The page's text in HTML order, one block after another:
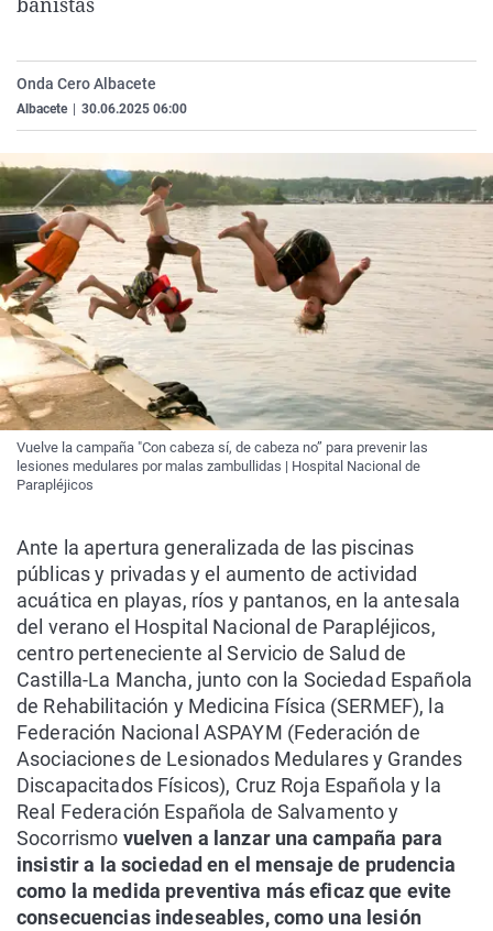
Gente viajera
Retornados
Operación Viuda
Galicia
Navarra
País Vasco
Televisión
Onda Cero Albacete
Albacete 30.06.2025 06:00
Vuelve la campaña "Con cabeza sí, de cabeza no” para prevenir las
lesiones medulares por malas zambullidas | Hospital Nacional de
Parapléjicos
Ante la apertura generalizada de las piscinas
públicas y privadas y el aumento de actividad
acuática en playas, ríos y pantanos, en la antesala
del verano el Hospital Nacional de Parapléjicos,
centro perteneciente al Servicio de Salud de
Castilla-La Mancha, junto con la Sociedad Española
de Rehabilitación y Medicina Física (SERMEF), la
Federación Nacional ASPAYM (Federación de
Asociaciones de Lesionados Medulares y Grandes
Discapacitados Físicos), Cruz Roja Española y la
Real Federación Española de Salvamento y
Socorrismo vuelven a lanzar una campaña para
insistir a la sociedad en el mensaje de prudencia
como la medida preventiva más eficaz que evite
consecuencias indeseables, como una lesión